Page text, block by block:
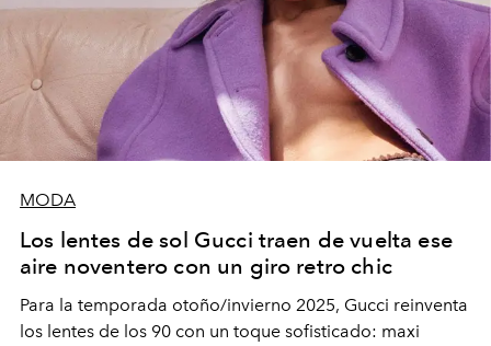
MODA
Los lentes de sol Gucci traen de vuelta ese
aire noventero con un giro retro chic
Para la temporada otoño/invierno 2025, Gucci reinventa
los lentes de los 90 con un toque sofisticado: maxi